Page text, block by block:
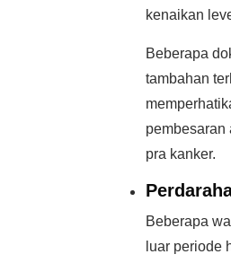
kenaikan
Beberapa
tambahan
pembesaran
pra kanker.
Beberapa
luar periode